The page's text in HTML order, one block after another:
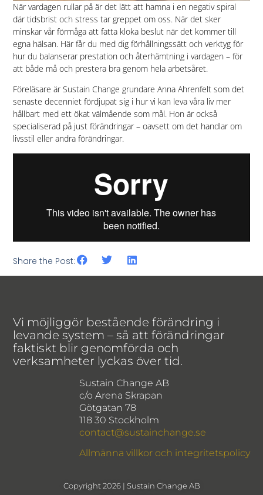
När vardagen rullar på är det lätt att hamna i en negativ spiral
där tidsbrist och stress tar greppet om oss. När det sker
minskar vår förmåga att fatta kloka beslut när det kommer till
egna hälsan. Här får du med dig förhållningssätt och verktyg för
hur du balanserar prestation och återhämtning i vardagen – för
att både må och prestera bra genom hela arbetsåret.
Föreläsare är Sustain Change grundare Anna Ahrenfelt som det
senaste decenniet fördjupat sig i hur vi kan leva våra liv mer
hållbart med ett ökat välmående som mål. Hon är också
specialiserad på just förändringar – oavsett om det handlar om
livsstil eller andra förändringar.
Share the Post:
Vi möjliggör bestående förändring i
levande system – så att förändringar
faktiskt blir genomförda och
verksamheter lyckas över tid.
Sustain Change AB
c/o Arena Skrapan
Götgatan 78
118 30 Stockholm
contact@sustainchange.se
Allmänna villkor och integritetspolicy
Copyright 2026 | Sustain Change AB